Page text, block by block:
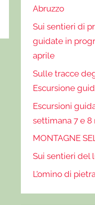
Abruzzo
Sui sentieri di
guidate in
aprile
Sulle tracce
Escursione
Escursioni
settimana 7 e 8
MONTAGNE
Sui sentieri del
L’omino di